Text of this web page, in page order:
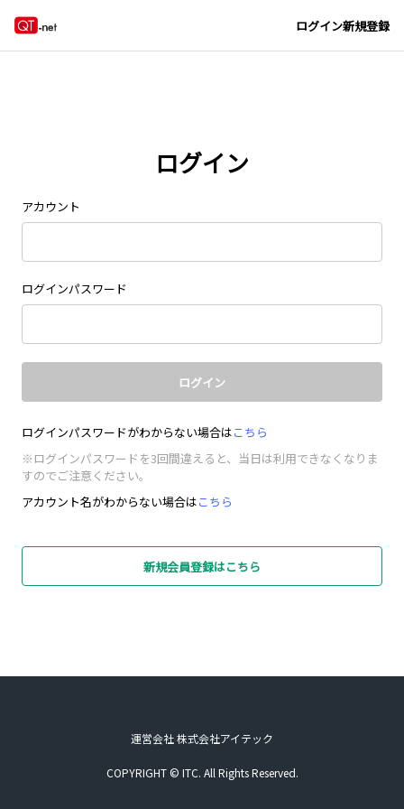
ログイン新規登録
ログイン
アカウント
ログインパスワード
ログイン
ログインパスワードがわからない場合はこちら
※ログインパスワードを3回間違えると、当日は利用できなくなりま
すのでご注意ください。
アカウント名がわからない場合はこちら
新規会員登録はこちら
運営会社 株式会社アイテック
COPYRIGHT © ITC. All Rights Reserved.